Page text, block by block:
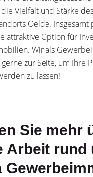
Vielfalt und Stärke des
Oelde. Insgesamt
attraktive Option für
Wir als
zur Seite, um Ihre
zu lassen!
Sie mehr
Arbeit rund